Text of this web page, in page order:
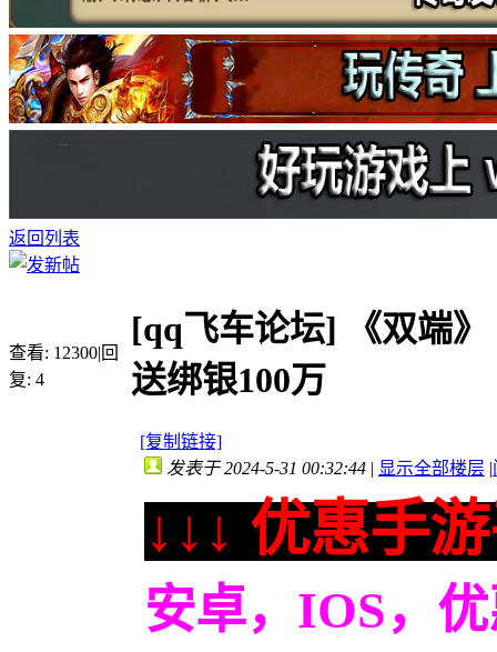
返回列表
查看: 12300|回
复: 4
[qq飞车论坛]
《双端
送绑银100万
[复制链接]
发表于 2024-5-31 00:32:44 | 显示全部楼层 |
↓↓↓ 优惠手
安卓，IOS，